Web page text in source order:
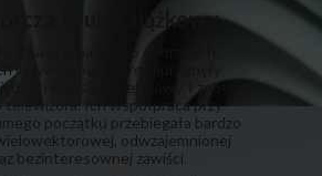
Qlub Xsiążkowy
kilka przypadkowo dobranych,
indywiduów, które zapragnęły
i niezasłużonej sławy. I żeby
telewizora. Ich współpraca przy
początku przebiegała bardzo
odwzajemnionej
bezinteresownej zawiści.